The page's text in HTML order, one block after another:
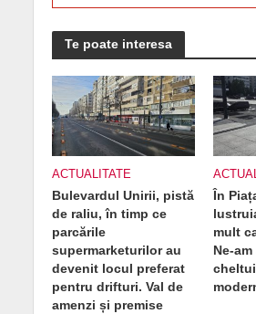
Te poate interesa
ACTUALITATE
Bulevardul Unirii, pistă
de raliu, în timp ce
parcările
supermarketurilor au
devenit locul preferat
pentru drifturi. Val de
amenzi și premise
În
mult
Ne-